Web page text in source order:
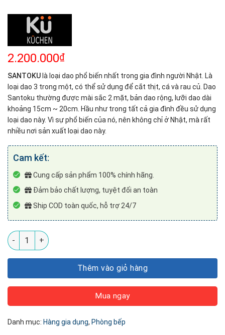
2.200.000₫
SANTOKU là loại dao phổ biến nhất trong gia đình người Nhật. Là
loại dao 3 trong một, có thể sử dụng để cắt thịt, cá và rau củ. Dao
Santoku thường được mài sắc 2 mặt, bản dao rộng, lưỡi dao dài
khoảng 15cm ~ 20cm. Hầu như trong tất cả gia đình đều sử dụng
loại dao này. Vì sự phổ biến của nó, nên không chỉ ở Nhật, mà rất
nhiều nơi sản xuất loại dao này.
Cam kết:
Cung cấp sản phẩm 100% chính hãng.
Đảm bảo chất lượng, tuyệt đối an toàn
Ship COD toàn quốc, hỗ trợ 24/7
Dao đa năng Santoku Nhật Bản KU JN165 số lượng
Thêm vào giỏ hàng
Mua ngay
Danh mục: Hàng gia dụng, Phòng bếp